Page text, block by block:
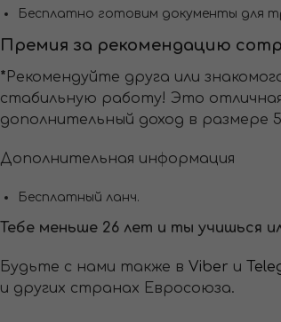
Бесплатно готовим документы для
Премия за рекомендацию
* Рекомендуйте друга или
стабильную работу! Это
дополнительный доход в размере
Дополнительная информация
Бесплатный ланч.
Тебе меньше 26 лет и ты учишься
Будьте с нами также в Viber и
и других странах Евросоюза.